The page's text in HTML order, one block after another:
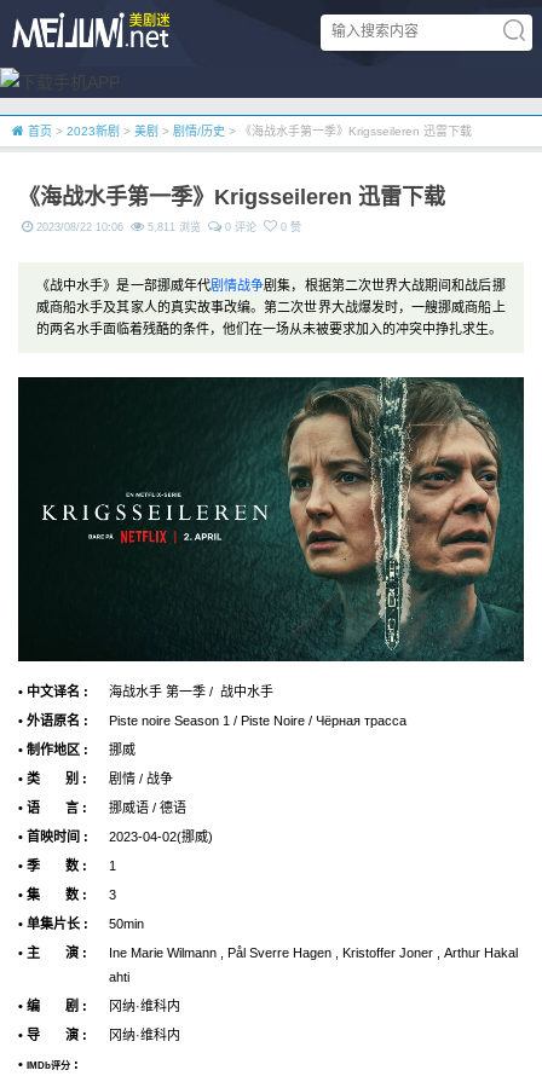
首页 > 2023新剧 > 美剧 > 剧情/历史 > 《海战水手第一季》Krigsseileren 迅雷下载
《海战水手第一季》Krigsseileren 迅雷下载
2023/08/22 10:06 5,811 浏览 0 评论 0 赞
《战中水手》是一部挪威年代剧情战争剧集，根据第二次世界大战期间和战后挪
威商船水手及其家人的真实故事改编。第二次世界大战爆发时，一艘挪威商船上
的两名水手面临着残酷的条件，他们在一场从未被要求加入的冲突中挣扎求生。
• 中文译名 :
海战水手 第一季 / 战中水手
• 外语原名 :
Piste noire Season 1 / Piste Noire / Чёрная трасса
• 制作地区 :
挪威
• 类 别 :
剧情 / 战争
• 语 言 :
挪威语 / 德语
• 首映时间 :
2023-04-02(挪威)
• 季 数 :
1
• 集 数 :
3
• 单集片长 :
50min
• 主 演 :
Ine Marie Wilmann , Pål Sverre Hagen , Kristoffer Joner , Arthur Hakal
ahti
• 编 剧 :
冈纳·维科内
• 导 演 :
冈纳·维科内
•
IMDb评分 :